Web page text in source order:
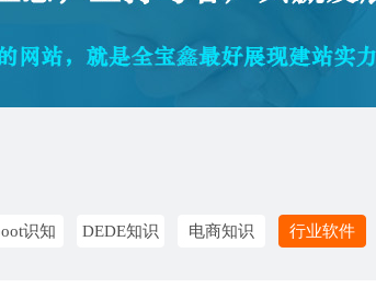
识知 DEDE知识 电商知识 行业软件